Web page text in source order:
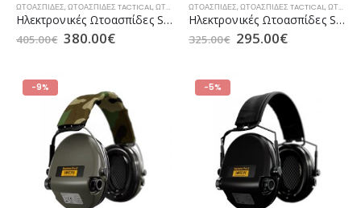
ΩΤΟΑΣΠΊΔΕΣ,ΩΤΟΑΣΠΊΔΕΣ TACTICAL ,ΩΤΟΑΣΠΊΔΕΣ ΚΥΝΗΓΙΟΎ
Ηλεκτρονικές Ωτοασπίδες Sordin Supreme Pro-X LED GEL (Camo/Green)
405.00€ 380.00€
ΩΤΟΑΣΠΊΔΕΣ,ΩΤΟΑΣΠΊΔΕΣ TACTICAL ,ΩΤΟΑΣΠΊΔΕΣ ΚΥΝΗΓΙΟΎ
Ηλεκτρονικές Ωτοασπίδες Sordin Supreme Pro-X PVC (Black)
325.00€ 295.00€
-9% -5%